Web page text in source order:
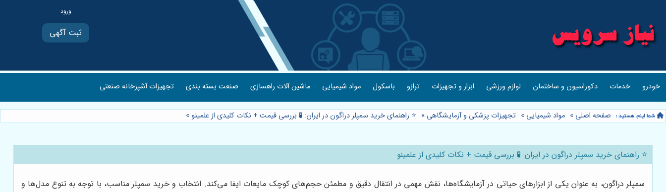
ثبت آگهی
خودرو خدمات دکوراسیون و ساختمان لوازم ورزشی ابزار و تجهیزات ترازو باسکول مواد شیمیایی ماشین آلات راهسازی صنعت بسته بندی تجهیزات آشپزخانه صنعتی
صفحه اصلی » مواد شیمیایی » تجهیزات پزشکی و آزمایشگاهی » ⭐️ راهنمای خرید سمپلر دراگون در ایران: 🧪 بررسی قیمت + نکات کلیدی از علمینو »
⭐️ راهنمای خرید سمپلر دراگون در ایران: 🧪 بررسی قیمت + نکات کلیدی از علمینو
سمپلر دراگون، به عنوان یکی از ابزارهای حیاتی در آزمایشگاه‌ها، نقش مهمی در انتقال دقیق و مطمئن حجم‌های کوچک مایعات ایفا می‌کند. انتخاب و خرید سمپلر مناسب، با توجه به تنوع مدل‌ها و